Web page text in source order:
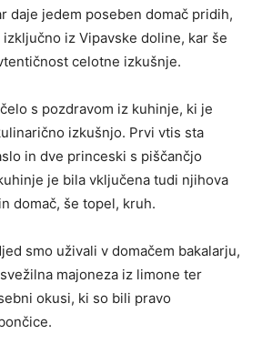
daje jedem poseben domač pridih,
iz Vipavske doline, kar še
celotne izkušnje.
s pozdravom iz kuhinje, ki je
izkušnjo. Prvi vtis sta
in dve princeski s piščančjo
je bila vključena tudi njihova
domač, še topel, kruh.
smo uživali v domačem bakalarju,
majoneza iz limone ter
okusi, ki so bili pravo